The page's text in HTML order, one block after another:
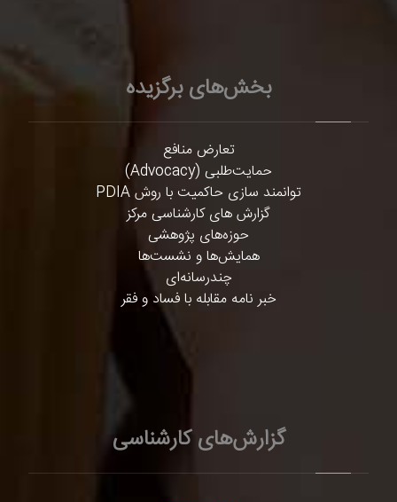
بخش‌های برگزیده
تعارض منافع
حمایت‌طلبی (Advocacy)
توانمند سازی حاکمیت با روش PDIA
گزارش های کارشناسی مرکز
حوزه‌های پژوهشی
همایش‌ها و نشست‌ها
چندرسانه‌ای
خبر نامه مقابله با فساد و فقر
گزارش‌های کارشناسی